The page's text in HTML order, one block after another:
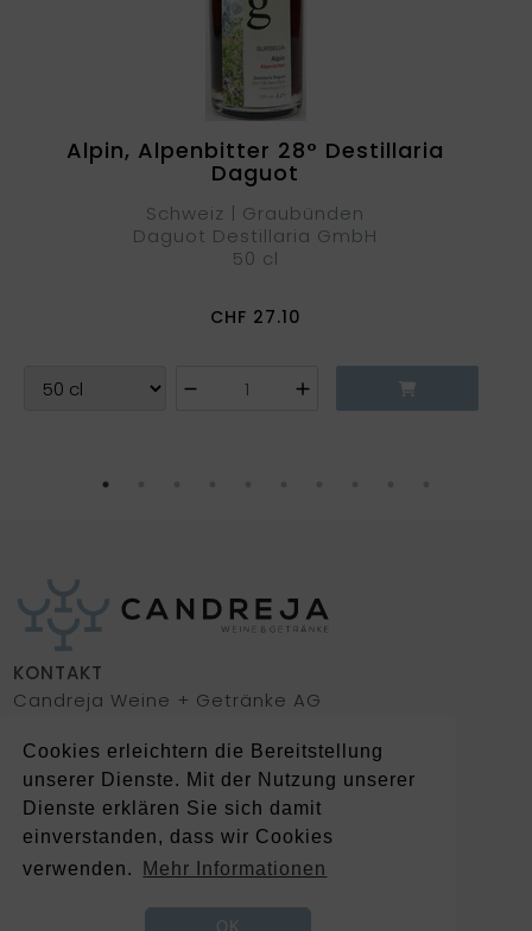
Cookies erleichtern die Bereitstellung
unserer Dienste. Mit der Nutzung unserer
Dienste erklären Sie sich damit
einverstanden, dass wir Cookies
verwenden.
Mehr Informationen
OK
Alpin, Alpenbitter 28° Destillaria
Daguot
Schweiz | Graubünden
Daguot Destillaria GmbH
50 cl
CHF 27.10
KONTAKT
Candreja Weine + Getränke AG
+41 81 920 08 08
getraenke@candreja.ch
SERVICES
Allg. Geschäftsbedingungen